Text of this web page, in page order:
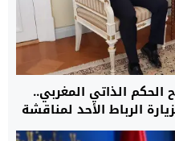
الذاتي المغربي..
الرباط الأحد لمناقشة
التجارية